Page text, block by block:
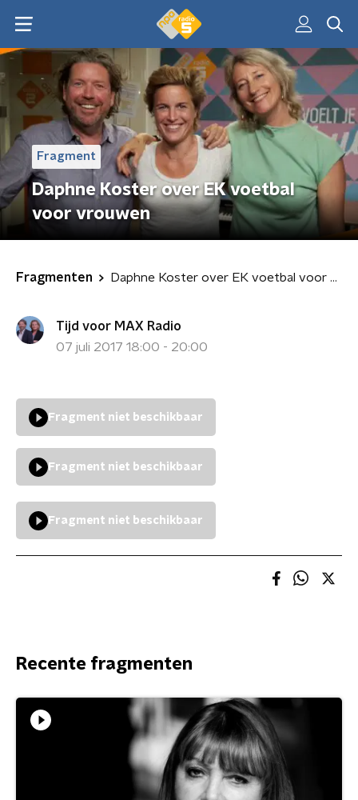
Fragment
Daphne Koster over EK voetbal
voor vrouwen
Fragmenten Daphne Koster over EK voetbal voor vrouwen
Tijd voor MAX Radio
07 juli 2017 18:00 - 20:00
Fragment niet beschikbaar
Fragment niet beschikbaar
Fragment niet beschikbaar
Recente fragmenten